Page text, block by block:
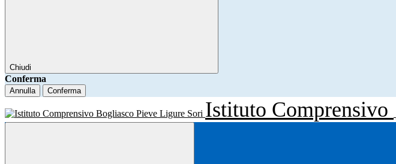
Chiudi
Conferma
Annulla Conferma
Istituto Comprensivo